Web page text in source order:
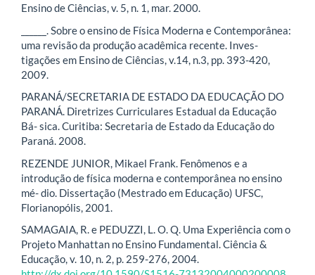
Ensino de Ciências, v. 5, n. 1, mar. 2000.
______. Sobre o ensino de Física Moderna e Contemporânea:
uma revisão da produção acadêmica recente. Inves-
tigações em Ensino de Ciências, v.14, n.3, pp. 393-420,
2009.
PARANÁ/SECRETARIA DE ESTADO DA EDUCAÇÃO DO
PARANÁ. Diretrizes Curriculares Estadual da Educação
Bá- sica. Curitiba: Secretaria de Estado da Educação do
Paraná. 2008.
REZENDE JUNIOR, Mikael Frank. Fenômenos e a
introdução de física moderna e contemporânea no ensino
mé- dio. Dissertação (Mestrado em Educação) UFSC,
Florianopólis, 2001.
SAMAGAIA, R. e PEDUZZI, L. O. Q. Uma Experiência com o
Projeto Manhattan no Ensino Fundamental. Ciência &
Educação, v. 10, n. 2, p. 259-276, 2004.